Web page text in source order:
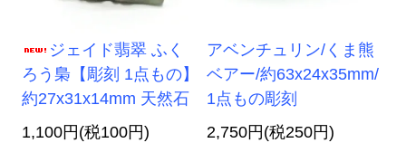
ジェイド翡翠 ふく
ろう梟【彫刻 1点もの】
約27x31x14mm 天然石
1,100円(税100円)
アベンチュリン/くま熊
ベアー/約63x24x35mm/
1点もの彫刻
2,750円(税250円)